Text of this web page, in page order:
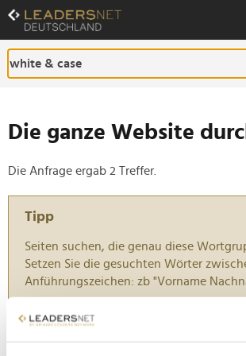
Zum
Inhalt
Zur
Fußzeilen-
Navigation
Die ganze Website
Die Anfrage ergab 2 Treffer.
Tipp
Seiten suchen, die genau diese
Setzen Sie die gesuchten Wörter
Anführungszeichen: zb "Vorname